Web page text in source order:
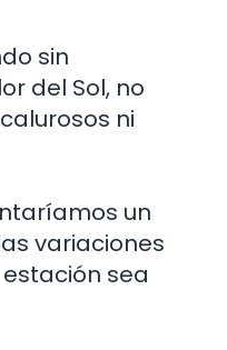
sin
del Sol, no
ni
un
variaciones
sea